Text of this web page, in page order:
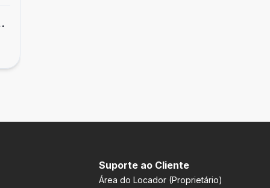
Suporte ao Cliente
Área do Locador (Proprietário)